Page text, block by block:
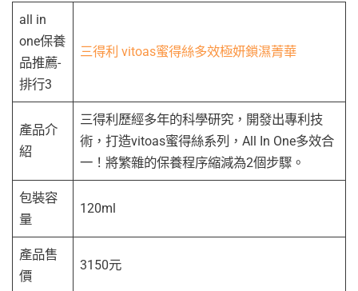
all in
one保養
品推薦-
排行3
三得利 vitoas蜜得絲多效極妍鎖濕菁華
產品介
紹
三得利歷經多年的科學研究，開發出專利技
術，打造vitoas蜜得絲系列，All In One多效合
一！將繁雜的保養程序縮減為2個步驟。
包裝容
量
120ml
產品售
價
3150元